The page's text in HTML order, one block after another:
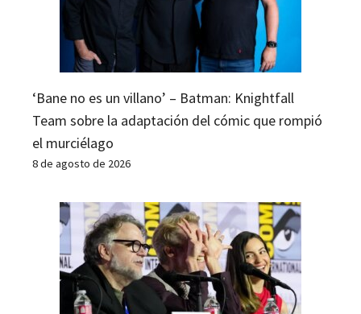
‘Bane no es un villano’ – Batman: Knightfall
Team sobre la adaptación del cómic que rompió
el murciélago
8 de agosto de 2026